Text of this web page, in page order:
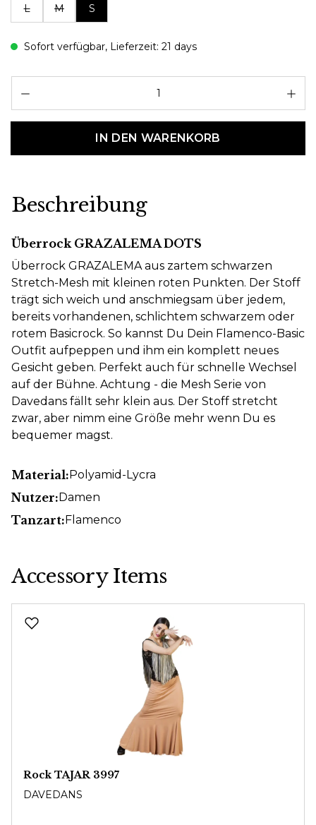
L M S
Sofort verfügbar, Lieferzeit: 21 days
IN DEN WARENKORB
Beschreibung
Überrock GRAZALEMA DOTS
Überrock GRAZALEMA aus zartem schwarzen
Stretch-Mesh mit kleinen roten Punkten. Der Stoff
trägt sich weich und anschmiegsam über jedem,
bereits vorhandenen, schlichtem schwarzem oder
rotem Basicrock. So kannst Du Dein Flamenco-Basic
Outfit aufpeppen und ihm ein komplett neues
Gesicht geben. Perfekt auch für schnelle Wechsel
auf der Bühne. Achtung - die Mesh Serie von
Davedans fällt sehr klein aus. Der Stoff stretcht
zwar, aber nimm eine Größe mehr wenn Du es
bequemer magst.
Material:Polyamid-Lycra
Nutzer:Damen
Tanzart:Flamenco
Accessory Items
Rock TAJAR 3997
DAVEDANS